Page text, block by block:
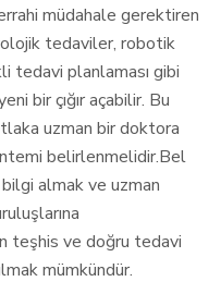
müdahale gerektiren
tedaviler, robotik
tedavi planlaması gibi
bir çığır açabilir. Bu
uzman bir doktora
belirlenmelidir.Bel
bilgi almak ve uzman
teşhis ve doğru tedavi
mümkündür.